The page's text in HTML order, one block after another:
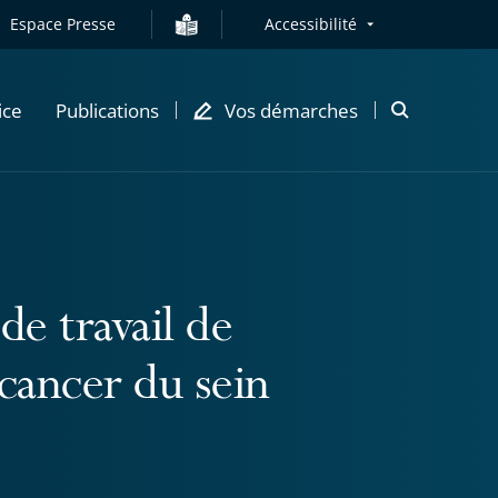
Espace Presse Accessibilité
Publications Vos démarches
Ouvrir
travail de
du sein